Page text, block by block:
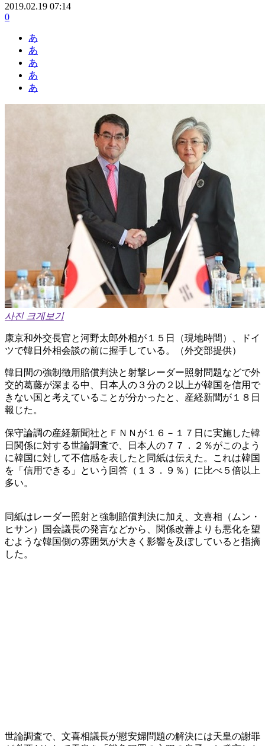
2019.02.19 07:14
0
あ
あ
あ
あ
あ
사진 크게보기
康京和外交長官と河野太郎外相が１５日（現地時間）、ドイ
ツで韓日外相会談の前に握手している。（外交部提供）
韓日間の強制徴用賠償判決と射撃レーダー照射問題などで外
交的葛藤が深まる中、日本人の３分の２以上が韓国を信用で
きない国と考えていることが分かったと、産経新聞が１８日
報じた。
保守論調の産経新聞社とＦＮＮが１６－１７日に実施した韓
日関係に対する世論調査で、日本人の７７．２％がこのよう
に韓国に対して不信感を表したと同紙は伝えた。これは韓国
を「信用できる」という回答（１３．９％）に比べ５倍以上
多い。
同紙はレーダー照射と強制賠償判決に加え、文喜相（ムン・
ヒサン）国会議長の発言などから、関係改善よりも悪化を望
むような韓国側の雰囲気が大きく影響を及ぼしていると指摘
した。
世論調査で、文喜相議長が慰安婦問題の解決には天皇の謝罪